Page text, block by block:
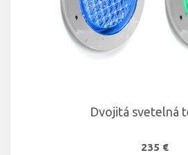
Dvojitá svetelná
235 €